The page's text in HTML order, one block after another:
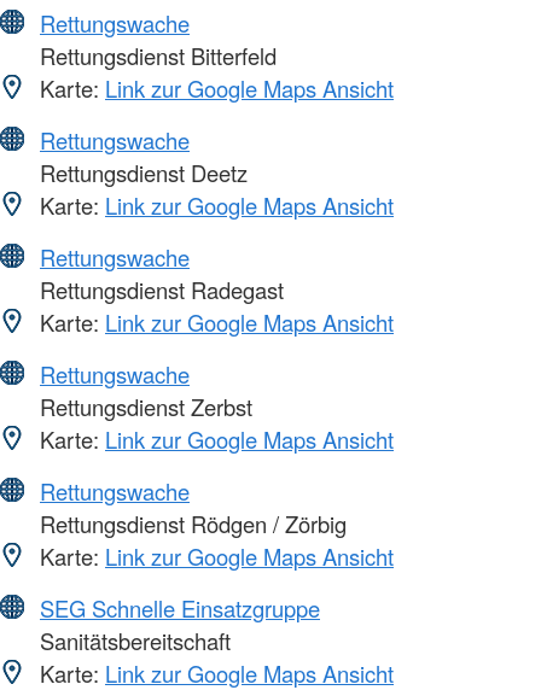
Rettungswache
Rettungsdienst Bitterfeld
Karte: Link zur Google Maps Ansicht
Rettungswache
Rettungsdienst Deetz
Karte: Link zur Google Maps Ansicht
Rettungswache
Rettungsdienst Radegast
Karte: Link zur Google Maps Ansicht
Rettungswache
Rettungsdienst Zerbst
Karte: Link zur Google Maps Ansicht
Rettungswache
Rettungsdienst Rödgen / Zörbig
Karte: Link zur Google Maps Ansicht
SEG Schnelle Einsatzgruppe
Sanitätsbereitschaft
Karte: Link zur Google Maps Ansicht